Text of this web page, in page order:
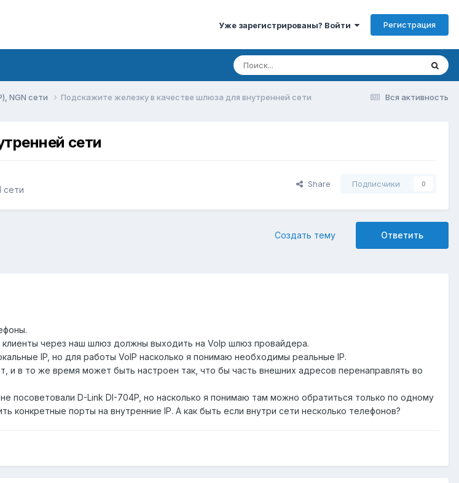
Уже зарегистрированы? Войти Регистрация
Вся активность
NGN сети Подскажите железку в качестве шлюза для внутренней сети
сети
сети
Share Подписчики 0
Ответить
Создать тему
через наш шлюз должны выходить на VoIp шлюз провайдера.
IP, но для работы VoIP насколько я понимаю необходимы реальные IP.
и в то же время может быть настроен так, что бы часть внешних адресов перенаправлять во
посоветовали D-Link DI-704P, но насколько я понимаю там можно обратиться только по одному
конкретные порты на внутренние IP. А как быть если внутри сети несколько телефонов?